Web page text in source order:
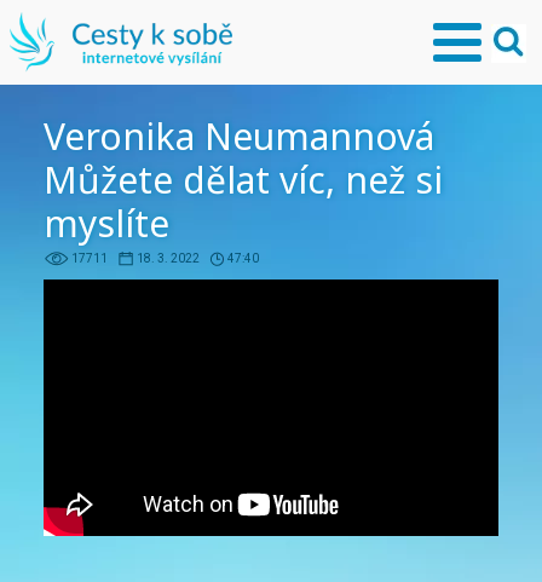
Veronika Neumannová
Můžete dělat víc, než si
myslíte
17711 18. 3. 2022 47:40